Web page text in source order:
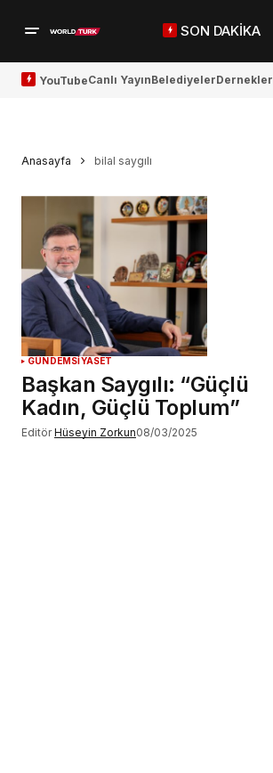
SON DAKİKA
YouTubeCanlı YayınBelediyelerDernekler
Anasayfa bilal saygılı
GÜNDEMSİYASET
Başkan Saygılı: “Güçlü
Kadın, Güçlü Toplum”
Editör Hüseyin Zorkun08/03/2025